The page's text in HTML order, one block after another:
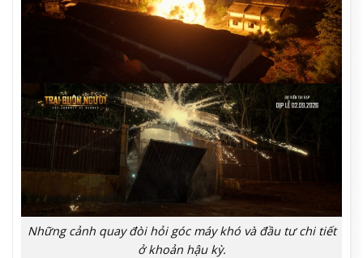
Những cảnh quay đòi hỏi góc máy khó và đầu tư chi tiết
ở khoản hậu kỳ.